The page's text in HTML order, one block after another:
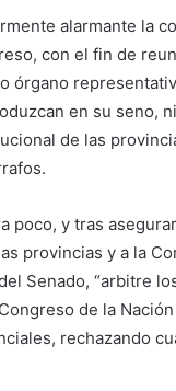
alarmante la
con el fin de
órgano
en su seno,
de las
poco, y tras
provincias y a la
Senado, “arbitre
de la
rechazando